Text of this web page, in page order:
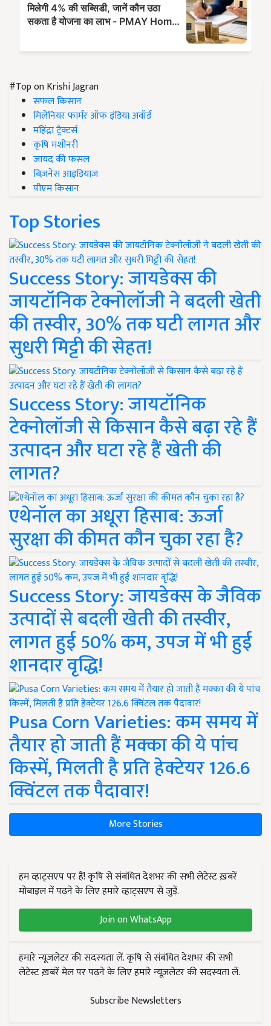
#Top on Krishi Jagran
सफल किसान
मिलेनियर फार्मर ऑफ इंडिया अवॉर्ड
महिंद्रा ट्रैक्टर्स
कृषि मशीनरी
जायद की फसल
बिज़नेस आइडियाज
पीएम किसान
Top Stories
Success Story: जायडेक्स की
जायटॉनिक टेक्नोलॉजी ने बदली खेती
की तस्वीर, 30% तक घटी लागत और
सुधरी मिट्टी की सेहत!
Success Story: जायटॉनिक
टेक्नोलॉजी से किसान कैसे बढ़ा रहे हैं
उत्पादन और घटा रहे हैं खेती की
लागत?
एथेनॉल का अधूरा हिसाब: ऊर्जा
सुरक्षा की कीमत कौन चुका रहा है?
Success Story: जायडेक्स के जैविक
उत्पादों से बदली खेती की तस्वीर,
लागत हुई 50% कम, उपज में भी हुई
शानदार वृद्धि!
Pusa Corn Varieties: कम समय में
तैयार हो जाती हैं मक्का की ये पांच
किस्में, मिलती है प्रति हेक्टेयर 126.6
क्विंटल तक पैदावार!
More Stories
हम व्हाट्सएप पर हैं! कृषि से संबंधित देशभर की सभी लेटेस्ट ख़बरें
मोबाइल में पढ़ने के लिए हमारे व्हाट्सएप से जुड़ें.
Join on WhatsApp
हमारे न्यूज़लेटर की सदस्यता लें. कृषि से संबंधित देशभर की सभी
लेटेस्ट ख़बरें मेल पर पढ़ने के लिए हमारे न्यूज़लेटर की सदस्यता लें.
Subscribe Newsletters